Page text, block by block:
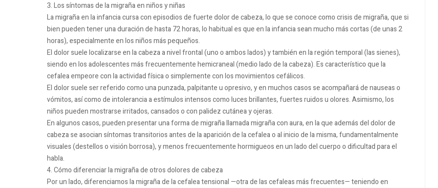
3. Los síntomas de la migraña en niños y niñas
La migraña en la infancia cursa con episodios de fuerte dolor de cabeza, lo que se conoce como crisis de migraña, que si
bien pueden tener una duración de hasta 72 horas, lo habitual es que en la infancia sean mucho más cortas (de unas 2
horas), especialmente en los niños más pequeños.
El dolor suele localizarse en la cabeza a nivel frontal (uno o ambos lados) y también en la región temporal (las sienes),
siendo en los adolescentes más frecuentemente hemicraneal (medio lado de la cabeza). Es característico que la
cefalea empeore con la actividad física o simplemente con los movimientos cefálicos.
El dolor suele ser referido como una punzada, palpitante u opresivo, y en muchos casos se acompañará de nauseas o
vómitos, así como de intolerancia a estímulos intensos como luces brillantes, fuertes ruidos u olores. Asimismo, los
niños pueden mostrarse irritados, cansados o con palidez cutánea y ojeras.
En algunos casos, pueden presentar una forma de migraña llamada migraña con aura, en la que además del dolor de
cabeza se asocian síntomas transitorios antes de la aparición de la cefalea o al inicio de la misma, fundamentalmente
visuales (destellos o visión borrosa), y menos frecuentemente hormigueos en un lado del cuerpo o dificultad para el
habla.
4. Cómo diferenciar la migraña de otros dolores de cabeza
Por un lado, diferenciamos la migraña de la cefalea tensional —otra de las cefaleas más frecuentes— teniendo en